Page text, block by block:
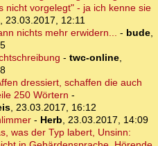
nicht vorgelegt" - ja ich kenne sie
, 23.03.2017, 12:11
nichts mehr erwidern... - bude,
- twc-online,
dressiert, schaffen die auch
250 Wörtern -
, 23.03.2017, 16:12
- Herb, 23.03.2017, 14:09
was der Typ labert, Unsinn: